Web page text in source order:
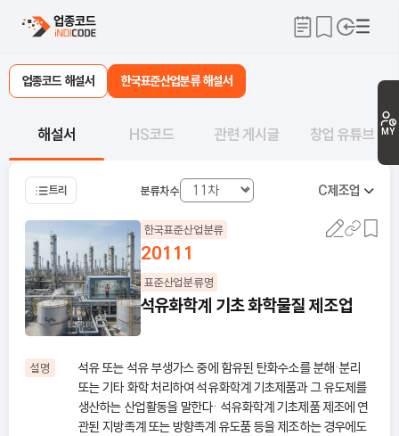
MY
업종코드 해설서 한국표준산업분류 해설서
해설서 HS코드 관련 게시글 창업 유튜브
트리 분류차수 C제조업
한국표준산업분류
20111
표준산업분류명
석유화학계 기초 화학물질 제조업
설명
석유 또는 석유 부생가스 중에 함유된 탄화수소를 분해·분리
또는 기타 화학 처리하여 석유화학계 기초제품과 그 유도체를
생산하는 산업활동을 말한다· 석유화학계 기초제품 제조에 연
관된 지방족계 또는 방향족계 유도품 등을 제조하는 경우에도